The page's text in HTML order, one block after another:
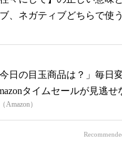
、ネガティブどちらで使
今日の目玉商品は？」毎日
タイムセールが見逃せ
Amazon）